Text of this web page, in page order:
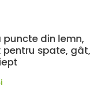
din lemn,
spate, gât,